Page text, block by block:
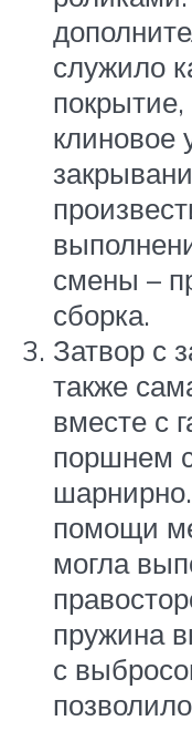
служило
клиновое
смены –
сборка.
Затвор с
также
вместе с
поршнем
помощи
могла
пружина
с